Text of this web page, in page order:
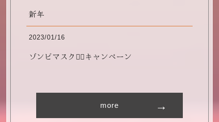
新年
2023/01/16
ゾンビマスク🧟‍♀️キャンペーン
more